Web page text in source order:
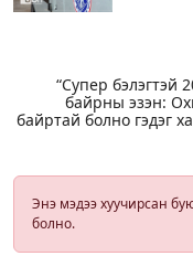
“Супер бэлэгтэй
байрны эзэн:
байртай болно гэдэг
Энэ мэдээ хуучирсан
болно.